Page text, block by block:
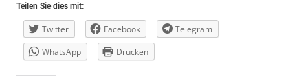
Teilen Sie dies mit:
Twitter Facebook
Telegram
WhatsApp
Drucken